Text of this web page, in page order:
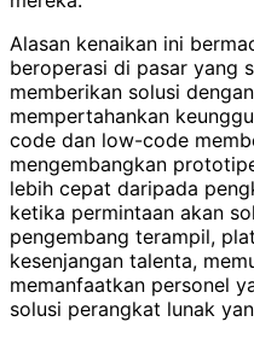
Alasan kenaikan ini
beroperasi di pasar yang
memberikan solusi
mempertahankan
code dan low-code
mengembangkan
lebih cepat daripada
ketika permintaan akan
pengembang terampil,
kesenjangan talenta,
memanfaatkan personel
solusi perangkat lunak